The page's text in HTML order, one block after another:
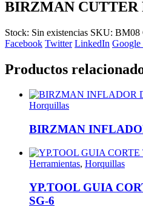
BIRZMAN CUTTER
Stock: Sin existencias SKU: BM08
Facebook Twitter LinkedIn Google
Productos
Horquillas
BIRZMAN
Herramientas, Horquillas
YP.TOOL GUIA
SG-6